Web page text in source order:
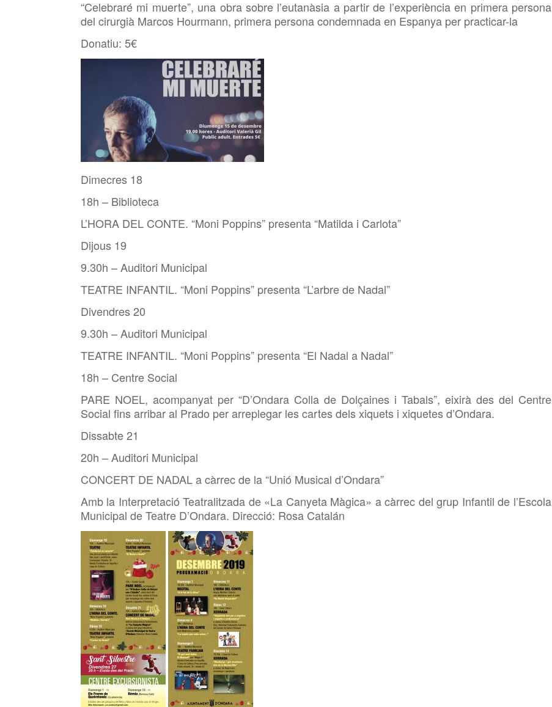
“Celebraré mi muerte”, una obra sobre l’eutanàsia a partir de l’experiència en primera persona
del cirurgià Marcos Hourmann, primera persona condemnada en Espanya per practicar-la
Donatiu: 5€
Dimecres 18
18h – Biblioteca
L’HORA DEL CONTE. “Moni Poppins” presenta “Matilda i Carlota”
Dijous 19
9.30h – Auditori Municipal
TEATRE INFANTIL. “Moni Poppins” presenta “L’arbre de Nadal”
Divendres 20
9.30h – Auditori Municipal
TEATRE INFANTIL. “Moni Poppins” presenta “El Nadal a Nadal”
18h – Centre Social
PARE NOEL, acompanyat per “D’Ondara Colla de Dolçaines i Tabals”, eixirà des del Centre
Social fins arribar al Prado per arreplegar les cartes dels xiquets i xiquetes d’Ondara.
Dissabte 21
20h – Auditori Municipal
CONCERT DE NADAL a càrrec de la “Unió Musical d’Ondara”
Amb la Interpretació Teatralitzada de «La Canyeta Màgica» a càrrec del grup Infantil de l’Escola
Municipal de Teatre D’Ondara. Direcció: Rosa Catalán